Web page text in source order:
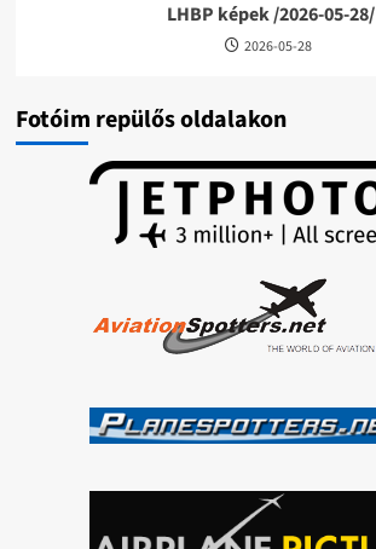
LHBP képek /2026-05-28/
2026-05-28
Fotóim repülős oldalakon